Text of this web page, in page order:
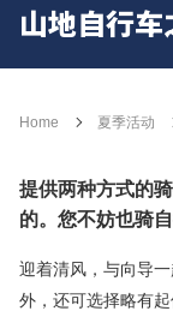
山地自行车
Home 夏季活动
提供两种方式的
的。您不妨也骑
迎着清风，与向导
外，还可选择略有